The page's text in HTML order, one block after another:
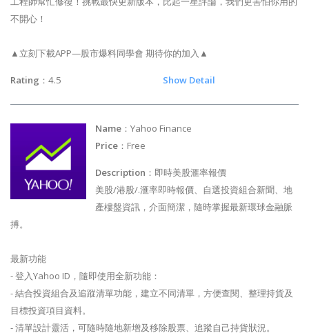
不開心！
▲立刻下載APP—股市爆料同學會 期待你的加入▲
Rating ：4.5 Show Detail
Name ：Yahoo Finance
Price ：Free
Description ：即時美股滙率報價
美股/港股/.滙率即時報價、自選投資組合新聞、地
產樓盤資訊，介面簡潔，隨時掌握最新環球金融脈
搏。
最新功能
- 登入Yahoo ID，隨即使用全新功能：
- 結合投資組合及追蹤清單功能，建立不同清單，方便查閱、整理持貨及
目標投資項目資料。
- 清單設計靈活，可隨時隨地新增及移除股票、追蹤自己持貨狀況。